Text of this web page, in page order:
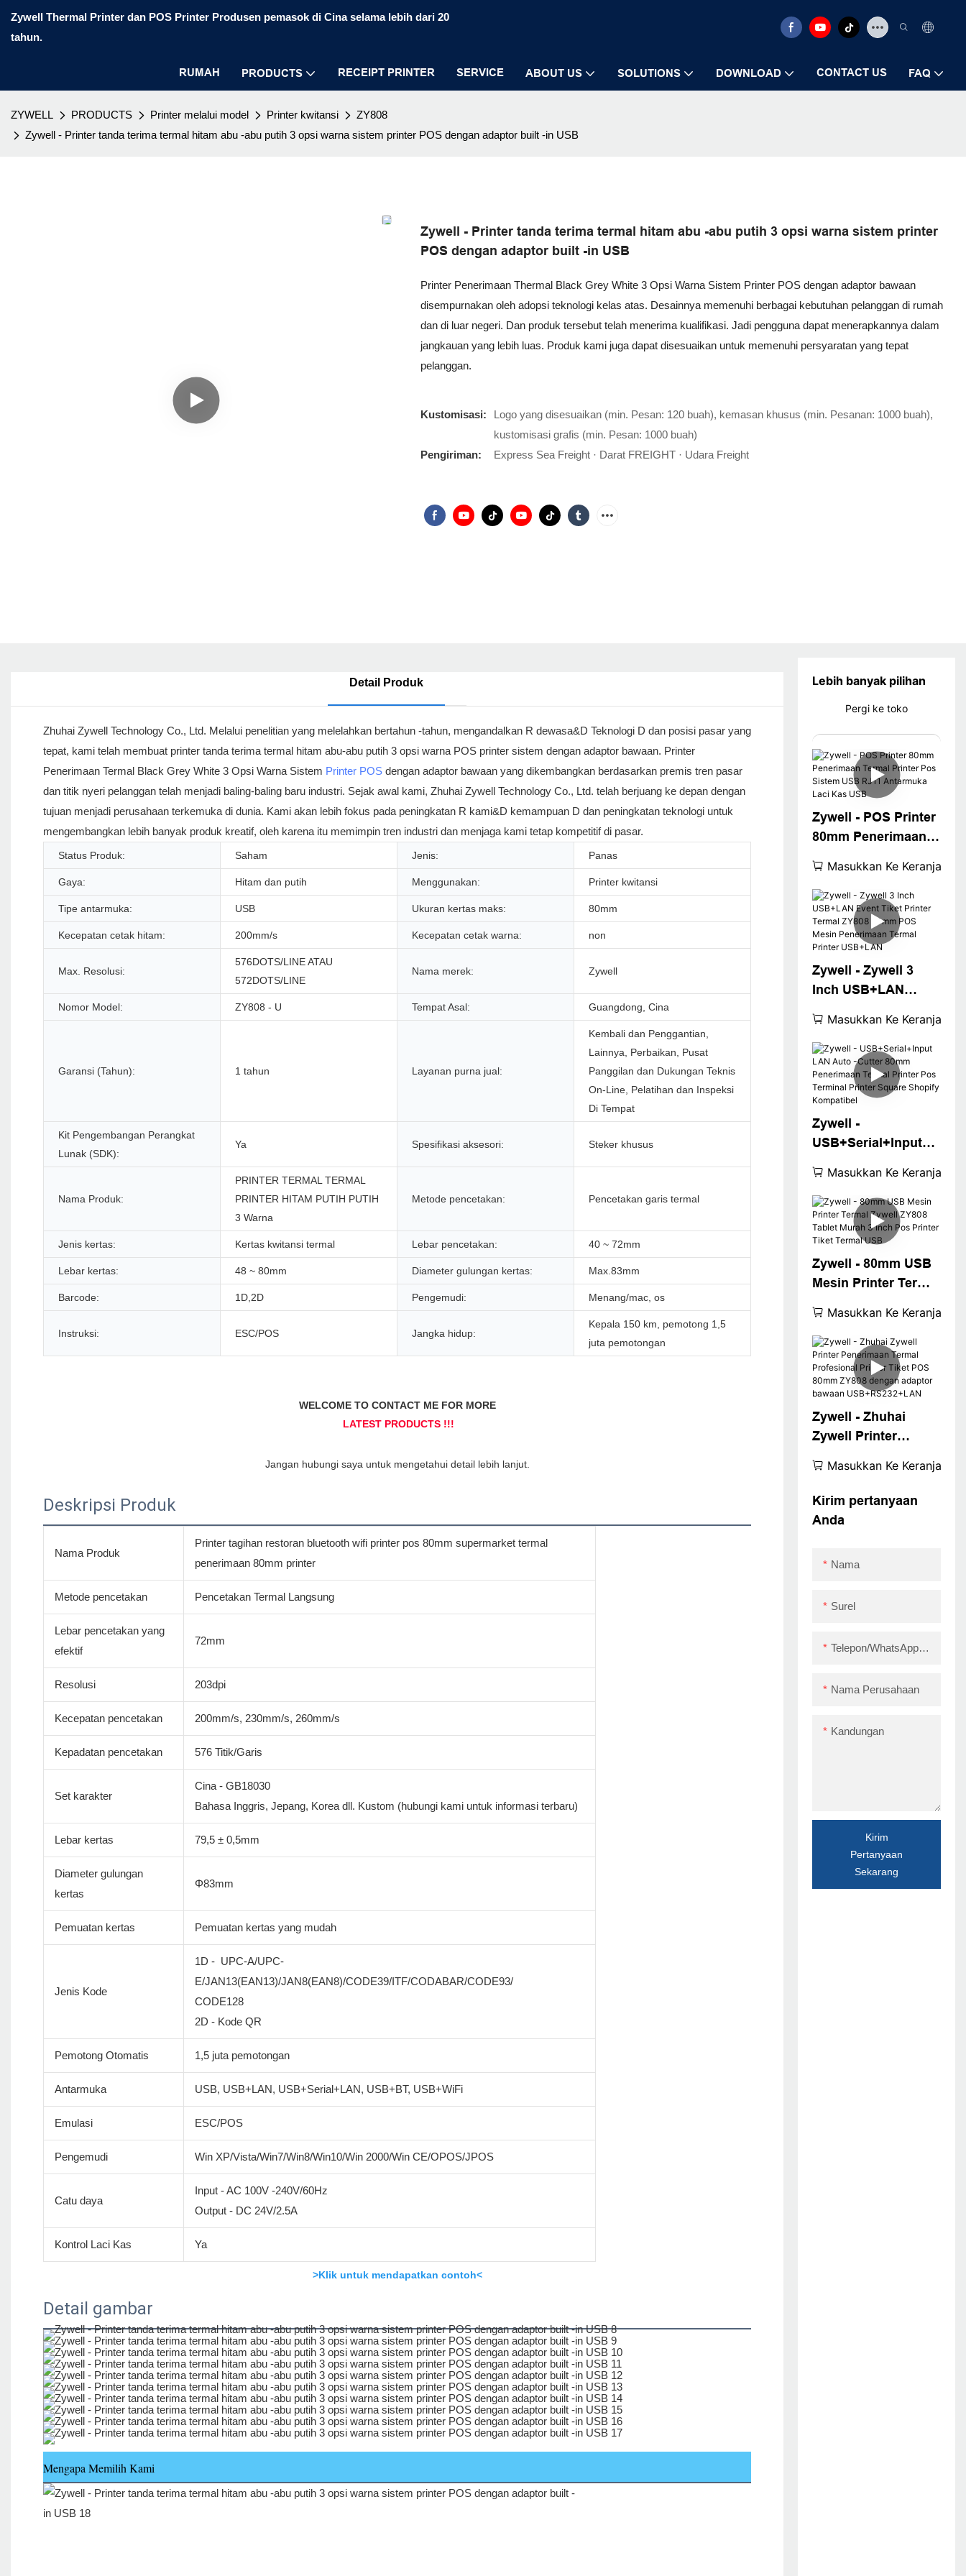
Zywell Thermal Printer dan POS Printer Produsen pemasok di Cina selama lebih dari 20
tahun.
RUMAH PRODUCTS RECEIPT PRINTER SERVICE ABOUT US SOLUTIONS DOWNLOAD CONTACT US FAQ
ZYWELL PRODUCTS Printer melalui model Printer kwitansi
ZY808
Zywell - Printer tanda terima termal hitam abu -abu putih 3 opsi warna sistem printer POS dengan adaptor built -in USB
Zywell - Printer tanda terima termal hitam abu -abu putih 3 opsi warna sistem printer
POS dengan adaptor built -in USB
Printer Penerimaan Thermal Black Grey White 3 Opsi Warna Sistem Printer POS dengan adaptor bawaan
disempurnakan oleh adopsi teknologi kelas atas. Desainnya memenuhi berbagai kebutuhan pelanggan di rumah
dan di luar negeri. Dan produk tersebut telah menerima kualifikasi. Jadi pengguna dapat menerapkannya dalam
jangkauan yang lebih luas. Produk kami juga dapat disesuaikan untuk memenuhi persyaratan yang tepat
pelanggan.
Kustomisasi:
Logo yang disesuaikan (min. Pesan: 120 buah), kemasan khusus (min. Pesanan: 1000 buah),
kustomisasi grafis (min. Pesan: 1000 buah)
Pengiriman:
Express Sea Freight · Darat FREIGHT · Udara Freight
Lebih banyak pilihan
Pergi ke toko
Zywell - POS Printer
80mm Penerimaan
Sistem USB RJ11
Antarmuka Laci Kas
USB
Masukkan Ke Keranjang
Zywell - Zywell 3
Inch USB+LAN
Termal ZY808 80mm
POS Mesin
Penerimaan Termal
Printer USB+LAN
Masukkan Ke Keranjang
Zywell -
USB+Serial+Input
80mm Penerimaan
Termal Printer Pos
Terminal Printer
Square Shopify
Kompatibel
Masukkan Ke Keranjang
Zywell - 80mm USB
Mesin Printer Termal
Murah 3 Inch Pos
Printer Tiket Termal
USB
Masukkan Ke Keranjang
Zywell - Zhuhai
Zywell Printer
Profesional Printer
Tiket POS 80mm
ZY808 dengan
Masukkan Ke Keranjang
Kirim pertanyaan
Anda
Nama
Surel
Telepon/WhatsApp/Skype
Nama Perusahaan
Kandungan
Kirim
Pertanyaan
Sekarang
Detail Produk
Zhuhai Zywell Technology Co., Ltd. Melalui penelitian yang melelahkan bertahun -tahun, mengandalkan R dewasa&D Teknologi D dan posisi pasar yang
tepat, kami telah membuat printer tanda terima termal hitam abu-abu putih 3 opsi warna POS printer sistem dengan adaptor bawaan. Printer
Penerimaan Termal Black Grey White 3 Opsi Warna Sistem Printer POS dengan adaptor bawaan yang dikembangkan berdasarkan premis tren pasar
dan titik nyeri pelanggan telah menjadi baling-baling baru industri. Sejak awal kami, Zhuhai Zywell Technology Co., Ltd. telah berjuang ke depan dengan
tujuan menjadi perusahaan terkemuka di dunia. Kami akan lebih fokus pada peningkatan R kami&D kemampuan D dan peningkatan teknologi untuk
mengembangkan lebih banyak produk kreatif, oleh karena itu memimpin tren industri dan menjaga kami tetap kompetitif di pasar.
Status Produk: Saham Jenis: Panas
Gaya: Hitam dan putih Menggunakan: Printer kwitansi
Tipe antarmuka: USB Ukuran kertas maks: 80mm
Kecepatan cetak hitam: 200mm/s Kecepatan cetak warna: non
Max. Resolusi:
576DOTS/LINE ATAU
572DOTS/LINE
Nama merek: Zywell
Nomor Model: ZY808 - U Tempat Asal: Guangdong, Cina
Garansi (Tahun): 1 tahun Layanan purna jual:
Kembali dan Penggantian,
Lainnya, Perbaikan, Pusat
Panggilan dan Dukungan Teknis
On-Line, Pelatihan dan Inspeksi
Di Tempat
Kit Pengembangan Perangkat
Lunak (SDK):
Ya Spesifikasi aksesori: Steker khusus
Nama Produk:
PRINTER TERMAL TERMAL
PRINTER HITAM PUTIH PUTIH
3 Warna
Metode pencetakan: Pencetakan garis termal
Jenis kertas: Kertas kwitansi termal Lebar pencetakan: 40 ~ 72mm
Lebar kertas: 48 ~ 80mm Diameter gulungan kertas: Max.83mm
Barcode: 1D,2D Pengemudi: Menang/mac, os
Instruksi: ESC/POS Jangka hidup:
Kepala 150 km, pemotong 1,5
juta pemotongan
Deskripsi Produk
Nama Produk
Printer tagihan restoran bluetooth wifi printer pos 80mm supermarket termal
penerimaan 80mm printer
Metode pencetakan Pencetakan Termal Langsung
Lebar pencetakan yang
efektif
72mm
Resolusi 203dpi
Kecepatan pencetakan 200mm/s, 230mm/s, 260mm/s
Kepadatan pencetakan 576 Titik/Garis
Set karakter
Cina - GB18030
Bahasa Inggris, Jepang, Korea dll. Kustom (hubungi kami untuk informasi terbaru)
Lebar kertas 79,5 ± 0,5mm
Diameter gulungan
kertas
Φ83mm
Pemuatan kertas Pemuatan kertas yang mudah
Jenis Kode
1D - UPC-A/UPC-
E/JAN13(EAN13)/JAN8(EAN8)/CODE39/ITF/CODABAR/CODE93/
CODE128
2D - Kode QR
Pemotong Otomatis 1,5 juta pemotongan
Antarmuka USB, USB+LAN, USB+Serial+LAN, USB+BT, USB+WiFi
Emulasi ESC/POS
Pengemudi Win XP/Vista/Win7/Win8/Win10/Win 2000/Win CE/OPOS/JPOS
Catu daya
Input - AC 100V -240V/60Hz
Output - DC 24V/2.5A
Kontrol Laci Kas Ya
>Klik untuk mendapatkan contoh<
Detail gambar
Mengapa Memilih Kami